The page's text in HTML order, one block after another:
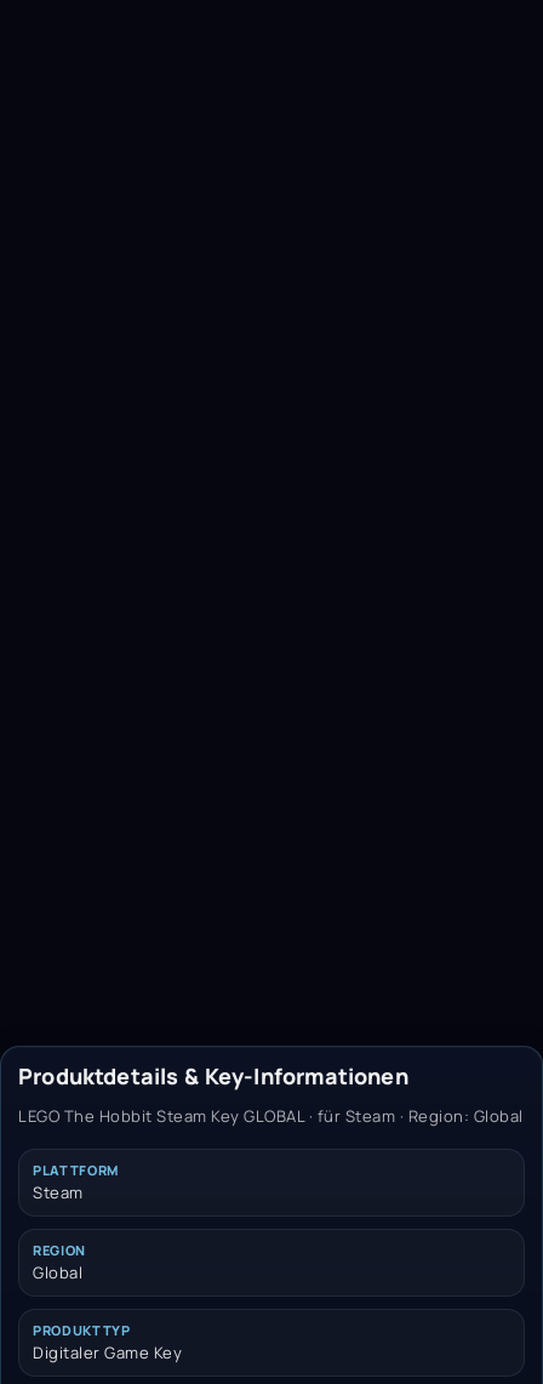
Produktdetails & Key-Informationen
LEGO The Hobbit Steam Key GLOBAL · für Steam · Region: Global
PLATTFORM
Steam
REGION
Global
PRODUKTTYP
Digitaler Game Key